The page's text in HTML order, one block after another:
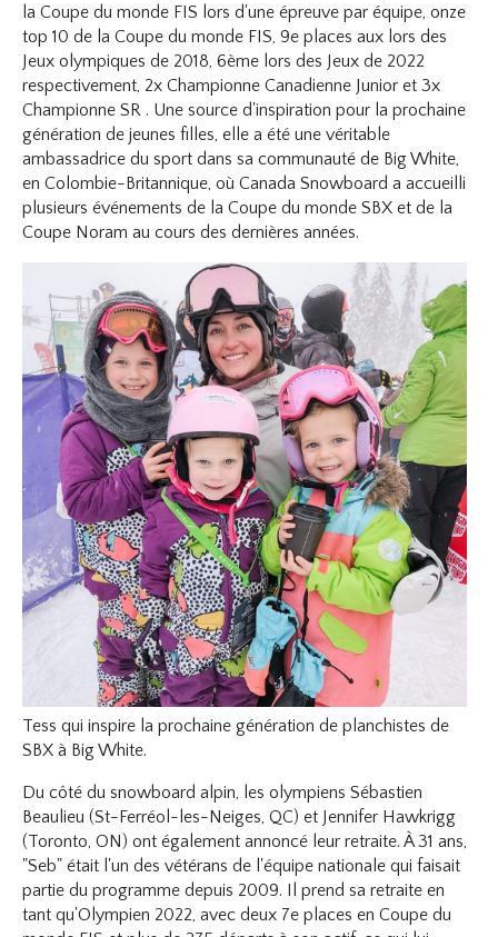
la Coupe du monde FIS lors d'une épreuve par équipe, onze
top 10 de la Coupe du monde FIS, 9e places aux lors des
Jeux olympiques de 2018, 6ème lors des Jeux de 2022
respectivement, 2x Championne Canadienne Junior et 3x
Championne SR . Une source d'inspiration pour la prochaine
génération de jeunes filles, elle a été une véritable
ambassadrice du sport dans sa communauté de Big White,
en Colombie-Britannique, où Canada Snowboard a accueilli
plusieurs événements de la Coupe du monde SBX et de la
Coupe Noram au cours des dernières années.
Tess qui inspire la prochaine génération de planchistes de
SBX à Big White.
Du côté du snowboard alpin, les olympiens Sébastien
Beaulieu (St-Ferréol-les-Neiges, QC) et Jennifer Hawkrigg
(Toronto, ON) ont également annoncé leur retraite. À 31 ans,
"Seb" était l'un des vétérans de l'équipe nationale qui faisait
partie du programme depuis 2009. Il prend sa retraite en
tant qu'Olympien 2022, avec deux 7e places en Coupe du